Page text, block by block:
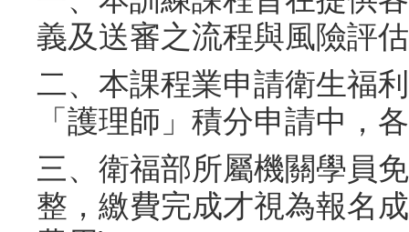
義及送審之流程與風險評
二、本課程業申請衛生福
「護理師」積分申請中，
三、衛福部所屬機關學員
整，繳費完成才視為報名